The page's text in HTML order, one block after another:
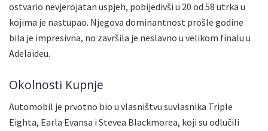
ostvario nevjerojatan uspjeh, pobijedivši u 20 od 58 utrka u
kojima je nastupao. Njegova dominantnost prošle godine
bila je impresivna, no završila je neslavno u velikom finalu u
Adelaideu.
Okolnosti Kupnje
Automobil je prvotno bio u vlasništvu suvlasnika Triple
Eighta, Earla Evansa i Stevea Blackmorea, koji su odlučili